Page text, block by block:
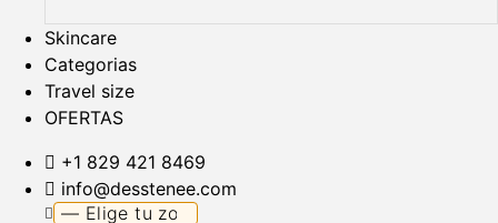
Skincare
Categorias
Travel size
OFERTAS
+1 829 421 8469
info@desstenee.com